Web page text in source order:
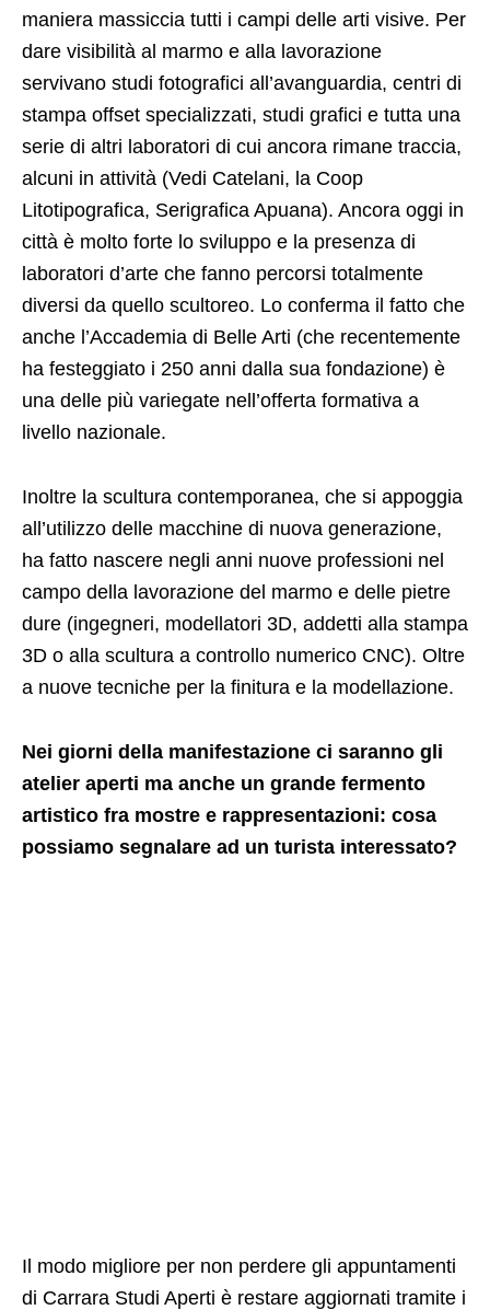
maniera massiccia tutti i campi delle arti visive. Per
dare visibilità al marmo e alla lavorazione
servivano studi fotografici all’avanguardia, centri di
stampa offset specializzati, studi grafici e tutta una
serie di altri laboratori di cui ancora rimane traccia,
alcuni in attività (Vedi Catelani, la Coop
Litotipografica, Serigrafica Apuana). Ancora oggi in
città è molto forte lo sviluppo e la presenza di
laboratori d’arte che fanno percorsi totalmente
diversi da quello scultoreo. Lo conferma il fatto che
anche l’Accademia di Belle Arti (che recentemente
ha festeggiato i 250 anni dalla sua fondazione) è
una delle più variegate nell’offerta formativa a
livello nazionale.
Inoltre la scultura contemporanea, che si appoggia
all’utilizzo delle macchine di nuova generazione,
ha fatto nascere negli anni nuove professioni nel
campo della lavorazione del marmo e delle pietre
dure (ingegneri, modellatori 3D, addetti alla stampa
3D o alla scultura a controllo numerico CNC). Oltre
a nuove tecniche per la finitura e la modellazione.
Nei giorni della manifestazione ci saranno gli
atelier aperti ma anche un grande fermento
artistico fra mostre e rappresentazioni: cosa
possiamo segnalare ad un turista interessato?
Il modo migliore per non perdere gli appuntamenti
di Carrara Studi Aperti è restare aggiornati tramite i